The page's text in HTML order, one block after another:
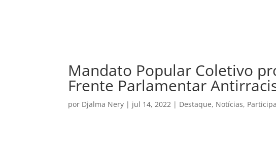
Mandato Popular Coletivo
Frente Parlamentar
por Djalma Nery | jul 14, 2022 | Destaque, Notícias,